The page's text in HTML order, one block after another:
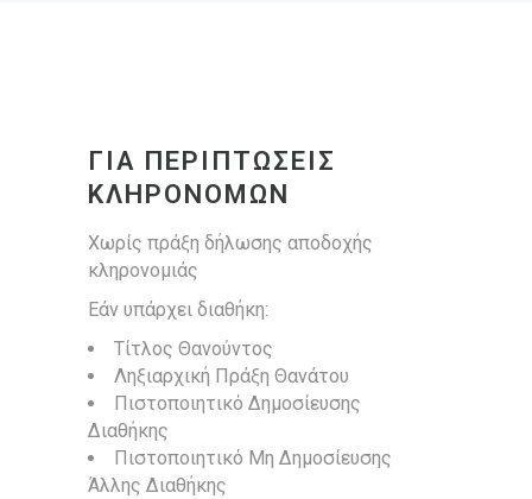
ΓΙΑ ΠΕΡΙΠΤΩΣΕΙΣ
ΚΛΗΡΟΝΟΜΩΝ
Xωρίς πράξη δήλωσης αποδοχής
κληρονομιάς
Εάν υπάρχει διαθήκη:
Τίτλος Θανούντος
Ληξιαρχική Πράξη Θανάτου
Πιστοποιητικό Δημοσίευσης
Διαθήκης
Πιστοποιητικό Μη Δημοσίευσης
Άλλης Διαθήκης